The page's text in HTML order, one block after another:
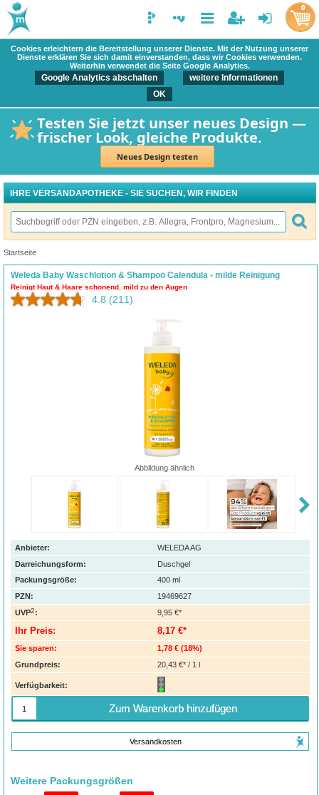
Cookies erleichtern die Bereitstellung unserer Dienste. Mit der Nutzung unserer
Dienste erklären Sie sich damit einverstanden, dass wir Cookies verwenden.
Weiterhin verwendet die Seite Google Analytics.
Google Analytics abschalten
weitere Informationen
OK
Testen Sie jetzt unser neues Design —
frischer Look, gleiche Produkte.
Neues Design testen
0
IHRE VERSANDAPOTHEKE - SIE SUCHEN, WIR FINDEN
Startseite
Weleda Baby Waschlotion & Shampoo Calendula - milde Reinigung
Reinigt Haut & Haare schonend, mild zu den Augen
4.8 (211)
Abbildung ähnlich
Anbieter:
WELEDA AG
Darreichungsform:
Duschgel
Packungsgröße:
400 ml
PZN:
19469627
UVP2: 9,95 €*
Ihr Preis: 8,17 €*
Sie sparen: 1,78 € (18%)
Grundpreis:
20,43 €* / 1 l
Verfügbarkeit:
Zum Warenkorb hinzufügen
Versandkosten
Weitere Packungsgrößen